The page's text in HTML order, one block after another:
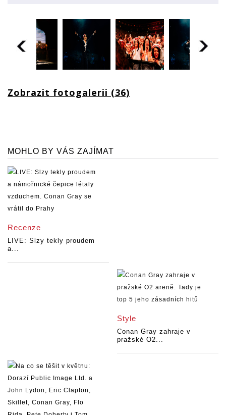
Zobrazit fotogalerii (36)
MOHLO BY VÁS ZAJÍMAT
Recenze
LIVE: Slzy tekly proudem
a...
Style
Conan Gray zahraje v
pražské O2...